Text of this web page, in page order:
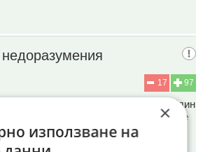
97
17
Ето тия двамцата. Един
вмирисан и те ще решават съдбините
трето поколение.
×
използване на